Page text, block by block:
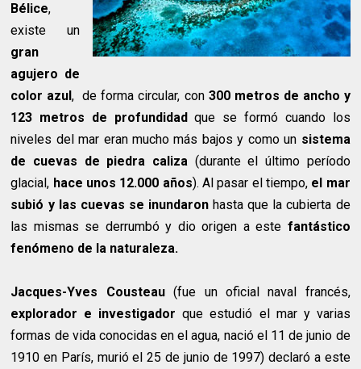
Bélice,
existe un
gran
agujero de
color azul, de forma circular, con 300 metros de ancho y
123 metros de profundidadque se formó cuando los
niveles del mar eran mucho más bajos y como un sistema
de cuevas de piedra caliza (durante el último período
glacial, hace unos 12.000 años). Al pasar el tiempo, el mar
subió y las cuevas se inundaron hasta que la cubierta de
las mismas se derrumbó y dio origen a este fantástico
fenómeno de la naturaleza.
Jacques-Yves Cousteau(fue un oficial naval francés,
explorador e investigador que estudió el mar y varias
formas de vida conocidas en el agua, nació el 11 de junio de
1910 en París, murió el 25 de junio de 1997) declaró a este